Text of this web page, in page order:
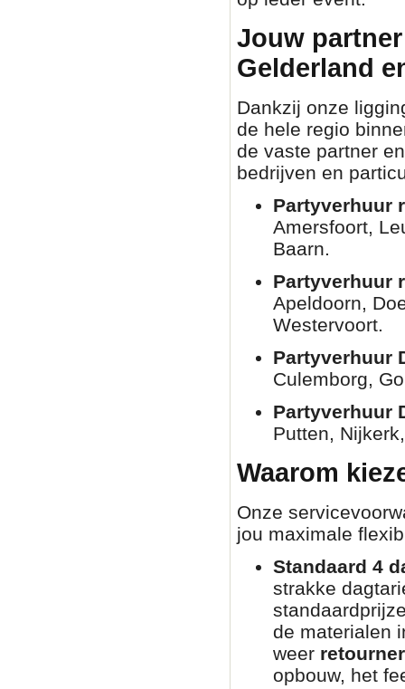
Jouw
Gelderland
Dankzij onze
de hele regio
de vaste partner
bedrijven en
Partyverhuur
Amersfoort,
Baarn.
Partyverhuur
Apeldoorn,
Westervoort.
Partyverhuur
Culemborg,
Partyverhuur
Putten,
Waarom
Onze
jou maximale
Standaard 4
strakke
de materialen
weer
opbouw, het